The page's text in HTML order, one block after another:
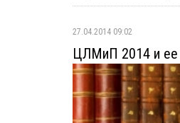
27.04.2014 09:02
ЦЛМиП 2014 и ее